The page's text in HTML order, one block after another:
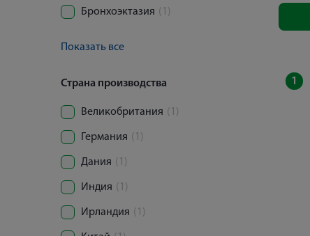
Бронхоэктазия (1)
Показать все
Страна производства
Великобритания (1)
Германия (1)
Дания (1)
Индия (1)
Ирландия (1)
1